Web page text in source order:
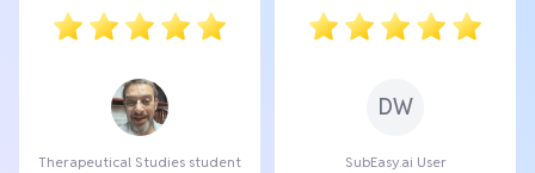
Therapeutical Studies student
DW
SubEasy.ai User